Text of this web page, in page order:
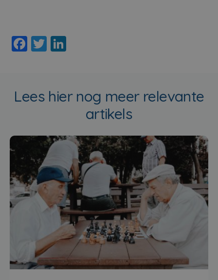
F
e
b
o
k
T
er e
dI
Lees hier nog meer relevante
artikels